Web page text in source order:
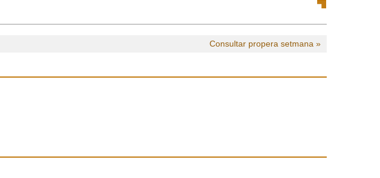
Consultar propera setmana »